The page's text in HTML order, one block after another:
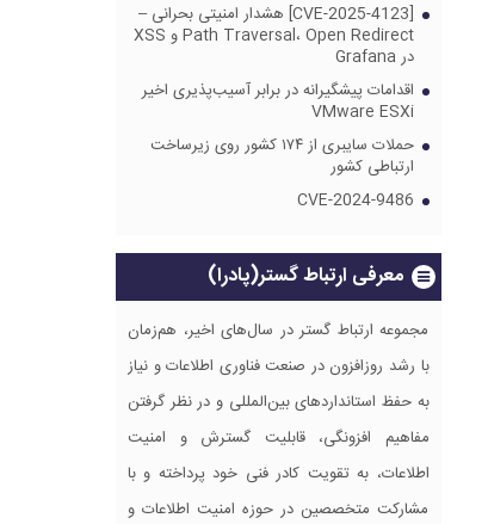
[CVE-2025-4123] هشدار امنیتی بحرانی –
Path Traversal، Open Redirect و XSS
در Grafana
اقدامات پیشگیرانه در برابر آسیب‌پذیری اخیر
VMware ESXi
حملات سایبری از ۱۷۴ کشور روی زیرساخت
ارتباطی کشور
CVE-2024-9486
معرفی ارتباط گستر(پادرا)
مجموعه ارتباط گستر در سال‌های اخیر، هم‌زمان
با رشد روزافزون در صنعت فناوری اطلاعات و نیاز
به حفظ استانداردهای بین‌المللی و در نظر گرفتن
مفاهیم افزونگی، قابلیت گسترش و امنیت
اطلاعات، به تقویت کادر فنی خود پرداخته و با
مشارکت متخصصین در حوزه امنیت اطلاعات و